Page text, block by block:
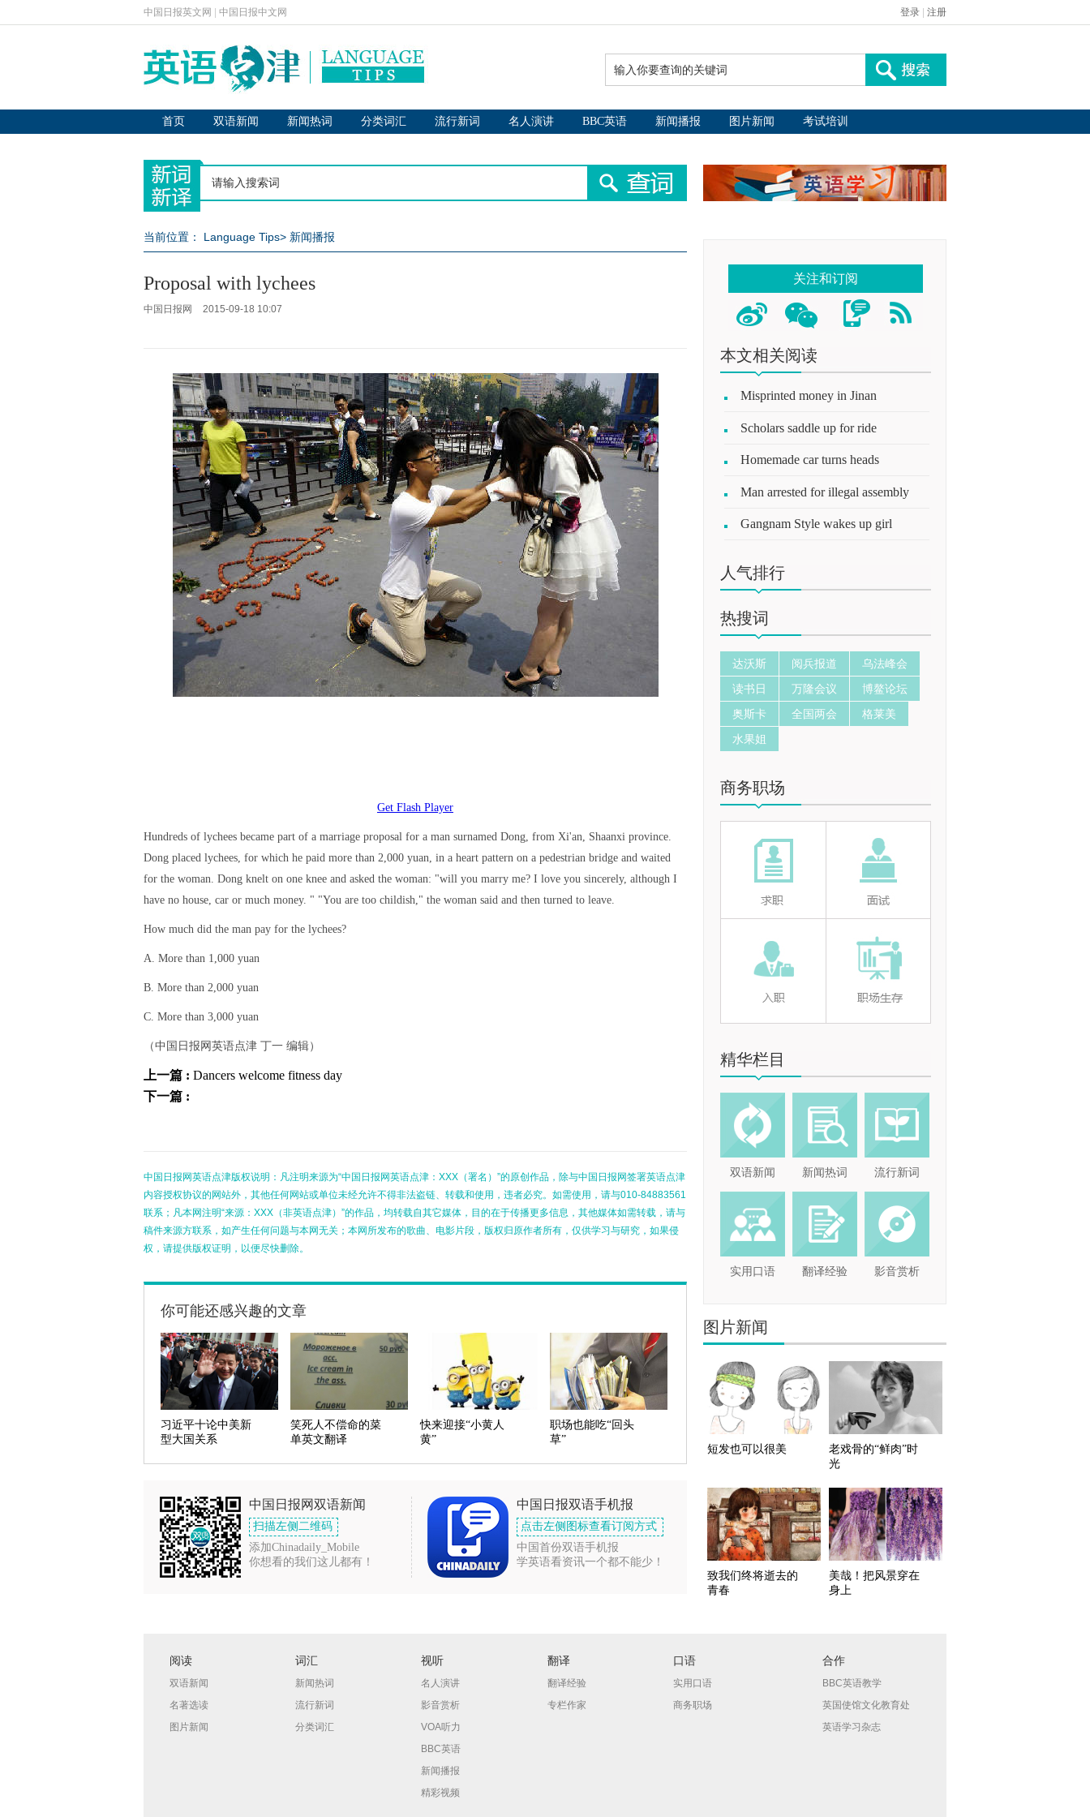
中国日报英文网 中国日报中文网 登录 注册
首页 双语新闻 新闻热词 分类词汇 流行新词 名人演讲 BBC英语 新闻播报 图片新闻 考试培训
当前位置： Language Tips> 新闻播报
Proposal with lychees
中国日报网 2015-09-18 10:07
Get Flash Player
Hundreds of lychees became part of a marriage proposal for a man surnamed Dong, from Xi'an, Shaanxi province.
Dong placed lychees, for which he paid more than 2,000 yuan, in a heart pattern on a pedestrian bridge and waited
for the woman. Dong knelt on one knee and asked the woman: "will you marry me? I love you sincerely, although I
have no house, car or much money. " "You are too childish," the woman said and then turned to leave.
How much did the man pay for the lychees?
A. More than 1,000 yuan
B. More than 2,000 yuan
C. More than 3,000 yuan
（中国日报网英语点津 丁一 编辑）
上一篇 : Dancers welcome fitness day
下一篇 :
中国日报网英语点津版权说明：凡注明来源为“中国日报网英语点津：XXX（署名）”的原创作品，除与中国日报网签署英语点津
内容授权协议的网站外，其他任何网站或单位未经允许不得非法盗链、转载和使用，违者必究。如需使用，请与010-84883561
联系；凡本网注明“来源：XXX（非英语点津）”的作品，均转载自其它媒体，目的在于传播更多信息，其他媒体如需转载，请与
稿件来源方联系，如产生任何问题与本网无关；本网所发布的歌曲、电影片段，版权归原作者所有，仅供学习与研究，如果侵
权，请提供版权证明，以便尽快删除。
你可能还感兴趣的文章
习近平十论中美新
型大国关系
笑死人不偿命的菜
单英文翻译
快来迎接“小黄人
黄”
职场也能吃“回头
草”
中国日报网双语新闻
扫描左侧二维码
添加Chinadaily_Mobile
你想看的我们这儿都有！
中国日报双语手机报
点击左侧图标查看订阅方式
中国首份双语手机报
学英语看资讯一个都不能少！
关注和订阅
本文相关阅读
Misprinted money in Jinan
Scholars saddle up for ride
Homemade car turns heads
Man arrested for illegal assembly
Gangnam Style wakes up girl
人气排行
热搜词
达沃斯 阅兵报道
乌法峰会
读书日
万隆会议
博鳌论坛
奥斯卡
全国两会
格莱美
水果姐
商务职场
精华栏目
双语新闻 新闻热词 流行新词
实用口语 翻译经验 影音赏析
图片新闻
短发也可以很美
老戏骨的“鲜肉”时
光
致我们终将逝去的
青春
美哉！把风景穿在
身上
阅读
双语新闻
名著选读
图片新闻
词汇
新闻热词
流行新词
分类词汇
视听
名人演讲
影音赏析
VOA听力
BBC英语
新闻播报
精彩视频
翻译
翻译经验
专栏作家
口语
实用口语
商务职场
合作
BBC英语教学
英国使馆文化教育处
英语学习杂志